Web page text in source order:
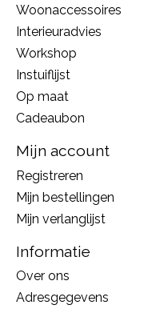
Woonaccessoires
Interieuradvies
Workshop
Instuiflijst
Op maat
Cadeaubon
Mijn account
Registreren
Mijn bestellingen
Mijn verlanglijst
Informatie
Over ons
Adresgegevens